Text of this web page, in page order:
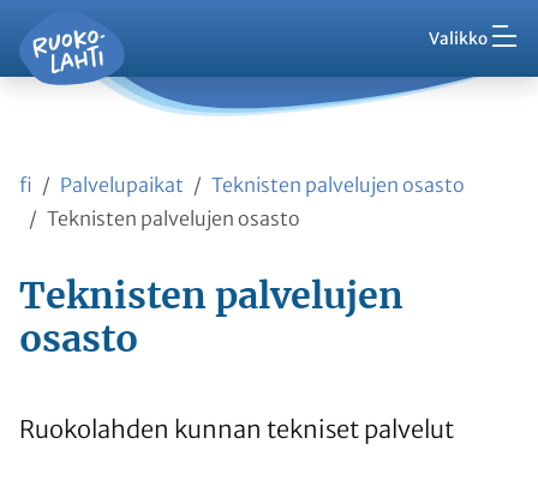
Siirry pääsisältöön Valikko
Ruokolahti - etusivu
Palaute
Asuminen ja ympäristö
Kasvatus ja koulutus
Harrasta ja viihdy
Työ ja yrittäminen
Asioi kanssamme
fi Palvelupaikat
Teknisten palvelujen osasto
Teknisten palvelujen osasto
Teknisten palvelujen
osasto
Ruokolahden kunnan tekniset palvelut